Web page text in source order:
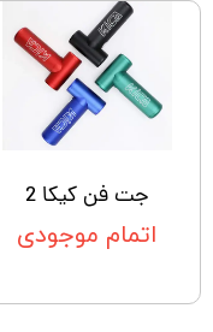
جت فن کیکا 2
اتمام موجودی